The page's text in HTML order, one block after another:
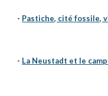
- Pastiche, cité fossile,
- La Neustadt et le